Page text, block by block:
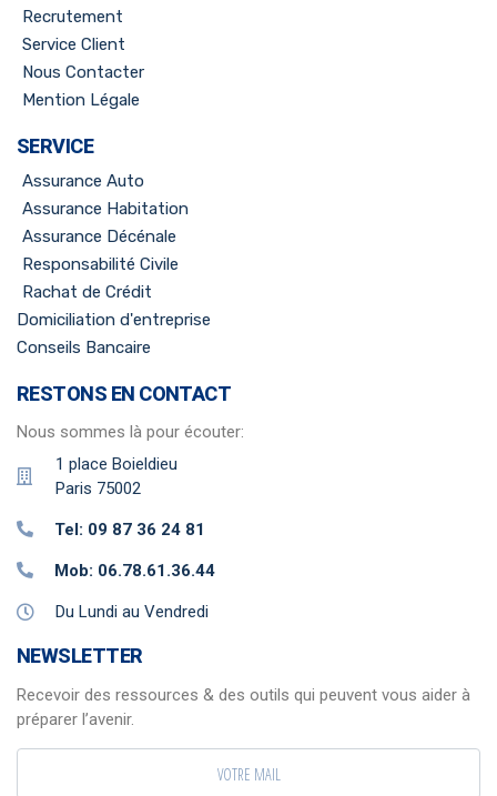
Recrutement
Service Client
Nous Contacter
Mention Légale
SERVICE
Assurance Auto
Assurance Habitation
Assurance Décénale
Responsabilité Civile
Rachat de Crédit
Domiciliation d'entreprise
Conseils Bancaire
RESTONS EN CONTACT
Nous sommes là pour écouter:
1 place Boieldieu
Paris 75002
Tel: 09 87 36 24 81
Mob: 06.78.61.36.44
Du Lundi au Vendredi
NEWSLETTER
Recevoir des ressources & des outils qui peuvent vous aider à
préparer l’avenir.